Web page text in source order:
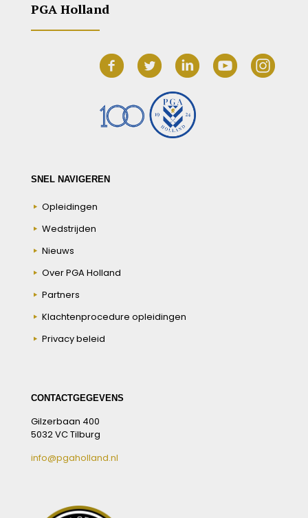
PGA Holland
SNEL NAVIGEREN
Opleidingen
Wedstrijden
Nieuws
Over PGA Holland
Partners
Klachtenprocedure opleidingen
Privacy beleid
CONTACTGEGEVENS
Gilzerbaan 400
5032 VC Tilburg
info@pgaholland.nl